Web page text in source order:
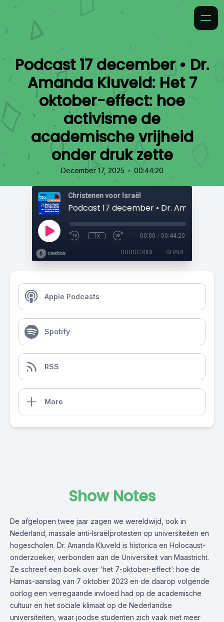
Podcast 17 december • Dr.
Amanda Kluveld: Het 7
oktober-effect: hoe
activisme de
academische vrijheid
onder druk zette
December 17, 2025 • 00:44:20
Christenen voor Israël
1x 00:00 / 00:44:20
SUBSCRIBE SHARE
Apple Podcasts
Spotify
RSS
More
Show Notes
De afgelopen twee jaar zagen we wereldwijd, ook in
Nederland, massale anti-Israëlprotesten op universiteiten en
hogescholen. Dr. Amanda Kluveld is historica en Holocaust-
onderzoeker, verbonden aan de Universiteit van Maastricht.
Ze schreef een boek over ‘het 7-oktober-effect’: hoe de
Hamas-aanslag van 7 oktober 2023 en de daarop volgende
oorlog een verregaande invloed had op de academische
cultuur en het sociale klimaat op de Nederlandse
universiteiten, waar joodse studenten zich vaak niet meer